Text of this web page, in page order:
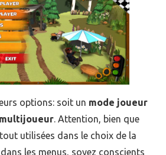
options: soit un mode joueur
. Attention, bien que
utilisées dans le choix de la
les menus, soyez conscients